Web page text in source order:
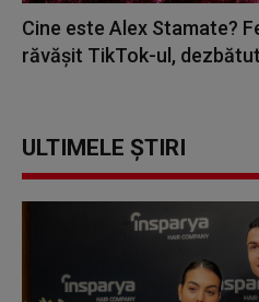
Cine este Alex Stamate?
răvășit TikTok-ul,
ULTIMELE ȘTIRI